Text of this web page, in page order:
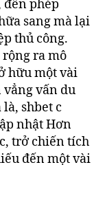
đến phép
sang mà lại
thủ công.
ra mô
hữu một vài
vấn du
shbet c
nhật Hơn
trở chiến tích
đến một vài